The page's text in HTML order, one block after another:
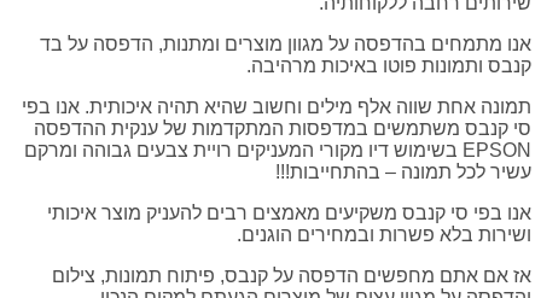
אנו מתמחים בהדפסה על מגוון מוצרים ומתנות, הדפסה על בד
קנבס ותמונות פוטו באיכות מרהיבה.
תמונה אחת שווה אלף מילים וחשוב שהיא תהיה איכותית. אנו בפי
סי קנבס משתמשים במדפסות המתקדמות של ענקית ההדפסה
EPSON בשימוש דיו מקורי המעניקים רויית צבעים גבוהה ומרקם
עשיר לכל תמונה – בהתחייבות!!!
אנו בפי סי קנבס משקיעים מאמצים רבים להעניק מוצר איכותי
ושירות בלא פשרות ובמחירים הוגנים.
אז אם אתם מחפשים הדפסה על קנבס, פיתוח תמונות, צילום